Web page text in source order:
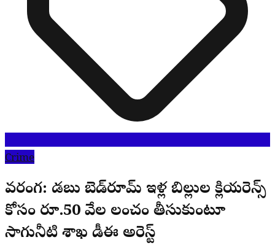
Crime
వరంగల్: డబుల్ బెడ్‌రూమ్ ఇళ్ల బిల్లుల క్లియరెన్స్
కోసం రూ.50 వేల లంచం తీసుకుంటూ
సాగునీటి శాఖ డీఈ అరెస్ట్